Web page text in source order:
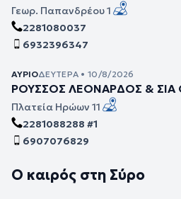
Γεωρ. Παπανδρέου 1
2281080037
6932396347
ΑΎΡΙΟΔΕΥΤΈΡΑ • 10/8/2026
ΡΟΥΣΣΟΣ ΛΕΟΝΑΡΔΟΣ & ΣΙΑ
Πλατεία Ηρώων 11
2281088288 #1
6907076829
Ο καιρός στη Σύρο